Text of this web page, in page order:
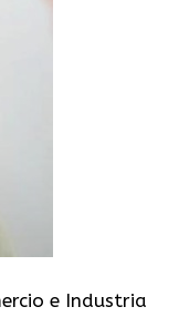
e Industria